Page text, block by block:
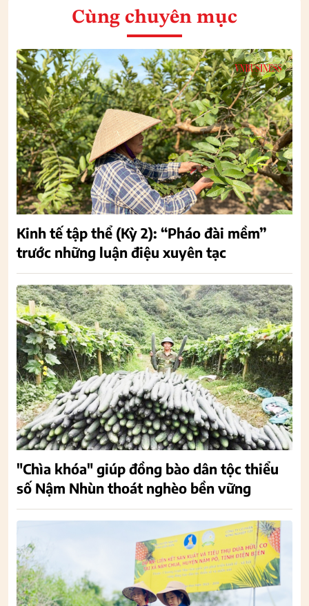
Cùng chuyên mục
Kinh tế tập thể (Kỳ 2): “Pháo đài mềm”
trước những luận điệu xuyên tạc
"Chìa khóa" giúp đồng bào dân tộc thiểu
số Nậm Nhùn thoát nghèo bền vững